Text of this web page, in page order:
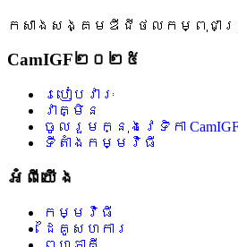
កសាងសង្គមឌីជីថលកម្ពុជាប្
CamIGF២០២៥
របៀបវារៈ
វាគ្មិន
ចូលរួមក្នុងវេទិកា CamIGF
ទីតាំងកម្មវិធី
អំពីយើង
កម្មវិធី
ដៃគូសហការ